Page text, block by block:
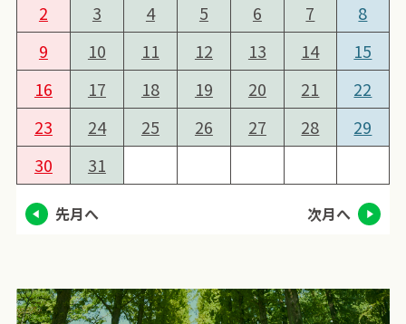
2
3 4 5 6 7
8
9
10 11 12 13 14
15
16
17 18 19 20 21
22
23
24 25 26 27 28
29
30
31
先月へ 次月へ